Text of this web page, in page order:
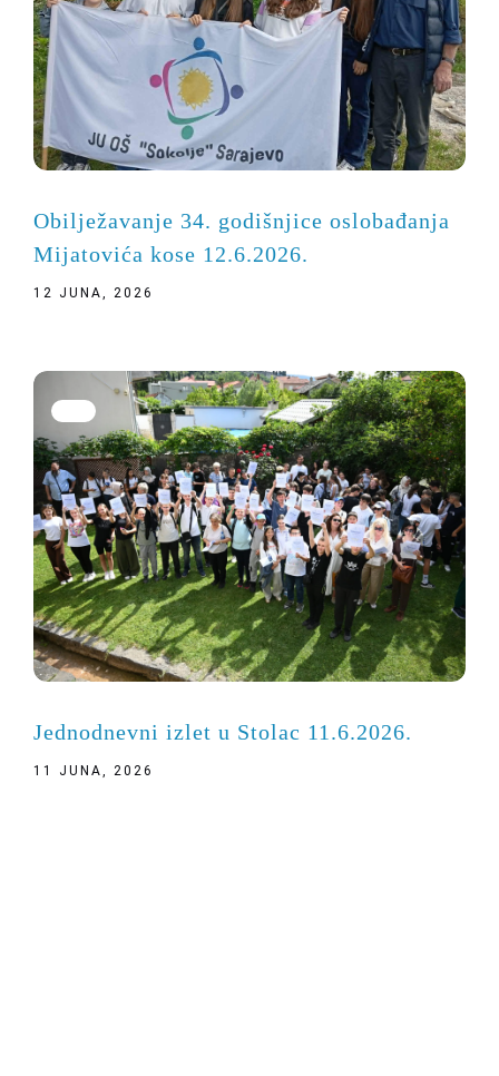
Obilježavanje 34. godišnjice oslobađanja
Mijatovića kose 12.6.2026.
12 JUNA, 2026
Jednodnevni izlet u Stolac 11.6.2026.
11 JUNA, 2026